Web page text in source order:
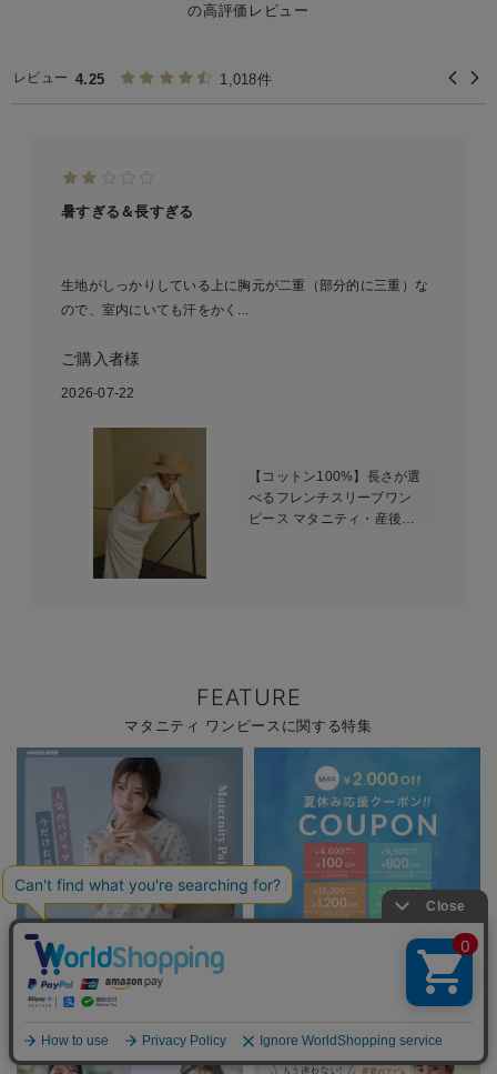
の高評価レビュー
レビュー 4.25 1,018件
暑すぎる＆長すぎる
生地がしっかりしている上に胸元が二重（部分的に三重）な
ので、室内にいても汗をかく...
ご購入者様
2026-07-22
【コットン100%】長さが選
べるフレンチスリーブワン
ピース マタニティ・産後授
FEATURE
マタニティ ワンピースに関する特集
パジャマサマーセール全品5%OFF
夏休み応援クーポン MAX2,000円